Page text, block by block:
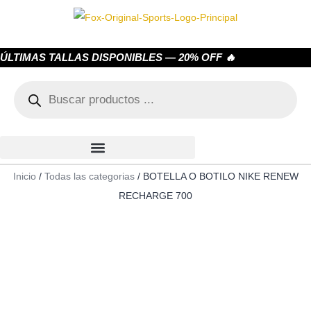
ÚLTIMAS TALLAS DISPONIBLES — 20% OFF 🔥
Inicio/ Todas las categorias/ BOTELLA O BOTILO NIKE RENEW
RECHARGE 700